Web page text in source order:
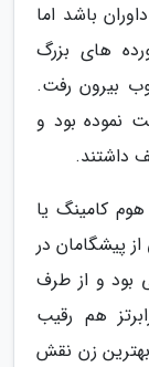
باشد اما
های بزرگ
بیرون رفت.
نموده بود و
داشتند.
کامینگ یا
پیشگامان در
بود و از طرف
هم رقیب
زن نقش